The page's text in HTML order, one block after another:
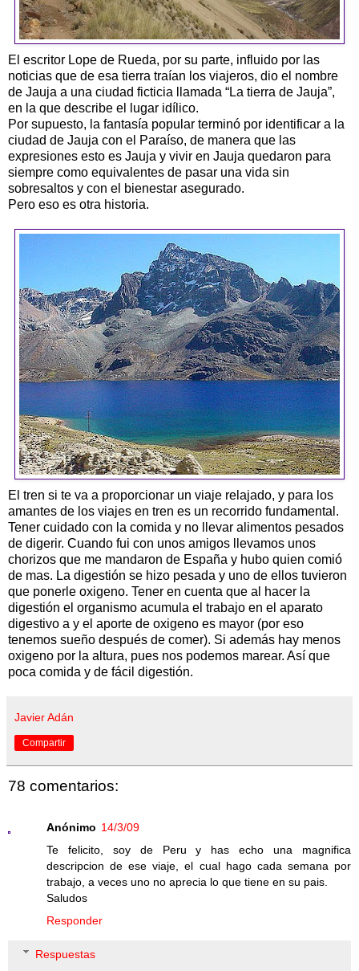
El escritor Lope de Rueda, por su parte, influido por las
noticias que de esa tierra traían los viajeros, dio el nombre
de Jauja a una ciudad ficticia llamada “La tierra de Jauja”,
en la que describe el lugar idílico.
Por supuesto, la fantasía popular terminó por identificar a la
ciudad de Jauja con el Paraíso, de manera que las
expresiones esto es Jauja y vivir en Jauja quedaron para
siempre como equivalentes de pasar una vida sin
sobresaltos y con el bienestar asegurado.
Pero eso es otra historia.
El tren si te va a proporcionar un viaje relajado, y para los
amantes de los viajes en tren es un recorrido fundamental.
Tener cuidado con la comida y no llevar alimentos pesados
de digerir. Cuando fui con unos amigos llevamos unos
chorizos que me mandaron de España y hubo quien comió
de mas. La digestión se hizo pesada y uno de ellos tuvieron
que ponerle oxigeno. Tener en cuenta que al hacer la
digestión el organismo acumula el trabajo en el aparato
digestivo a y el aporte de oxigeno es mayor (por eso
tenemos sueño después de comer). Si además hay menos
oxigeno por la altura, pues nos podemos marear. Así que
poca comida y de fácil digestión.
Javier Adán
Compartir
78 comentarios:
Anónimo 14/3/09
Te felicito, soy de Peru y has echo una magnifica
descripcion de ese viaje, el cual hago cada semana por
trabajo, a veces uno no aprecia lo que tiene en su pais.
Saludos
Responder
Respuestas